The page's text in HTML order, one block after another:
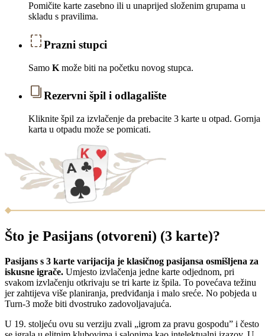
Pomičite karte zasebno ili u unaprijed složenim grupama u
skladu s pravilima.
Prazni stupci
Samo K može biti na početku novog stupca.
Rezervni špil i odlagalište
Kliknite špil za izvlačenje da prebacite 3 karte u otpad. Gornja
karta u otpadu može se pomicati.
Što je Pasijans (otvoreni) (3 karte)?
Pasijans s 3 karte varijacija je klasičnog pasijansa osmišljena za
iskusne igrače. Umjesto izvlačenja jedne karte odjednom, pri
svakom izvlačenju otkrivaju se tri karte iz špila. To povećava težinu
jer zahtijeva više planiranja, predviđanja i malo sreće. No pobjeda u
Turn-3 može biti dvostruko zadovoljavajuća.
U 19. stoljeću ovu su verziju zvali „igrom za pravu gospodu” i često